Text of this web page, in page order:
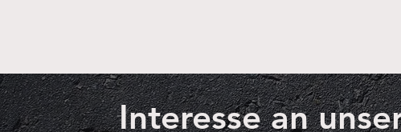
Interesse an